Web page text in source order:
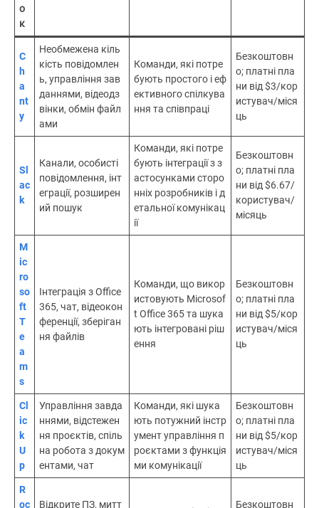
о
к
C
h
a
nt
y
Необмежена кіль
кість повідомлен
ь, управління зав
даннями, відеодз
вінки, обмін файл
ами
Команди, які потре
бують простого і еф
ективного спілкува
ння та співпраці
Безкоштовн
о; платні пла
ни від $3/кор
истувач/міся
ць
Sl
ac
k
Канали, особисті
повідомлення, інт
еграції, розширен
ий пошук
Команди, які потре
бують інтеграції з з
астосунками сторо
нніх розробників і д
етальної комунікац
ії
Безкоштовн
о; платні пла
ни від $6.67/
користувач/
місяць
M
ic
ro
so
ft
T
e
a
m
s
Інтеграція з Office
365, чат, відеокон
ференції, зберіган
ня файлів
Команди, що викор
истовують Microsof
t Office 365 та шука
ють інтегровані ріш
ення
Безкоштовн
о; платні пла
ни від $5/кор
истувач/міся
ць
Cl
ic
k
U
p
Управління завда
ннями, відстежен
ня проєктів, спіль
на робота з докум
ентами, чат
Команди, які шука
ють потужний інстр
умент управління п
роєктами з функція
ми комунікації
Безкоштовн
о; платні пла
ни від $5/кор
истувач/міся
ць
R
oc
Відкрите ПЗ, митт Безкоштовн